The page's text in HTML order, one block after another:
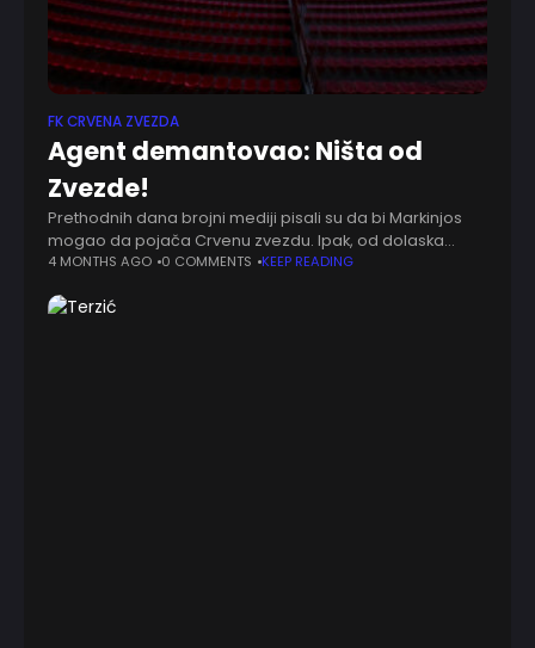
FK CRVENA ZVEZDA
Agent demantovao: Ništa od
Zvezde!
Prethodnih dana brojni mediji pisali su da bi Markinjos
mogao da pojača Crvenu zvezdu. Ipak, od dolaska
fudbalera Spartak Moskve na Marakanu, barem za sada,
4 MONTHS AGO 0 COMMENTS KEEP READING